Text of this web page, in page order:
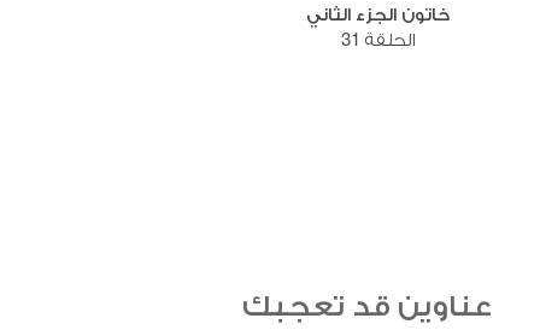
خاتون الجزء الثاني
الحلقة 31
عناوين قد تعجبك